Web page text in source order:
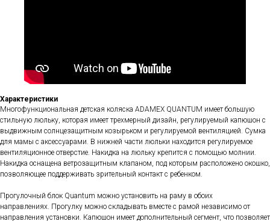
Характеристики
Многофункциональная детская коляска ADAMEX QUANTUM имеет большую
стильную люльку, которая имеет трехмерный дизайн, регулируемый капюшон с
выдвижным солнцезащитным козырьком и регулируемой вентиляцией. Сумка
для мамы с аксессуарами. В нижней части люльки находится регулируемое
вентиляционное отверстие. Накидка на люльку крепится с помощью молнии.
Накидка оснащена ветрозащитным клапаном, под которым расположено окошко,
позволяющее поддерживать зрительный контакт с ребенком.
Прогулочный блок Quantum можно установить на раму в обоих
направлениях. Прогулку можно складывать вместе с рамой независимо от
направления установки. Капюшон имеет дополнительный сегмент, что позволяет